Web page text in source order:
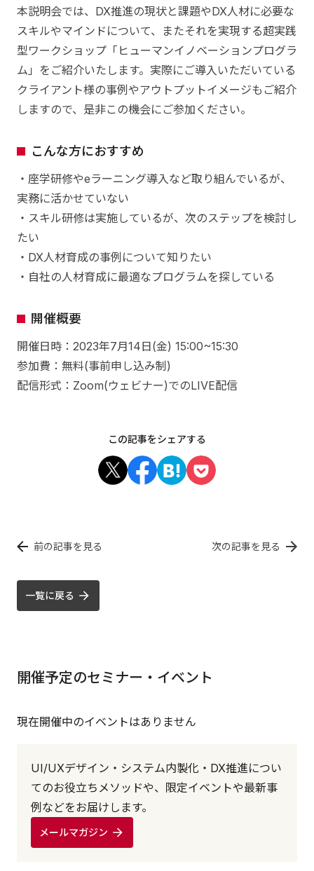
本説明会では、DX推進の現状と課題やDX人材に必要な
スキルやマインドについて、またそれを実現する超実践
型ワークショップ「ヒューマンイノベーションプログラ
ム」をご紹介いたします。実際にご導入いただいている
クライアント様の事例やアウトプットイメージもご紹介
しますので、是非この機会にご参加ください。
こんな方におすすめ
・座学研修やeラーニング導入など取り組んでいるが、
実務に活かせていない
・スキル研修は実施しているが、次のステップを検討し
たい
・DX人材育成の事例について知りたい
・自社の人材育成に最適なプログラムを探している
開催概要
開催日時：2023年7月14日(金) 15:00~15:30
参加費：無料(事前申し込み制)
配信形式：Zoom(ウェビナー)でのLIVE配信
この記事をシェアする
前の記事を見る 次の記事を見る
一覧に戻る
開催予定のセミナー・イベント
現在開催中のイベントはありません
UI/UXデザイン・システム内製化・DX推進につい
てのお役立ちメソッドや、限定イベントや最新事
例などをお届けします。
メールマガジン